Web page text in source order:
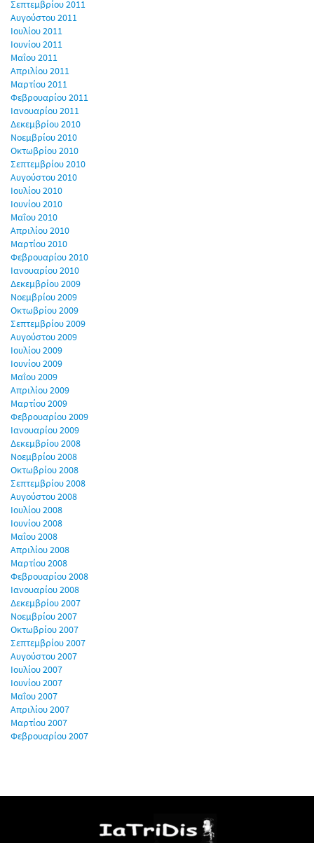
Σεπτεμβρίου 2011
Αυγούστου 2011
Ιουλίου 2011
Ιουνίου 2011
Μαΐου 2011
Απριλίου 2011
Μαρτίου 2011
Φεβρουαρίου 2011
Ιανουαρίου 2011
Δεκεμβρίου 2010
Νοεμβρίου 2010
Οκτωβρίου 2010
Σεπτεμβρίου 2010
Αυγούστου 2010
Ιουλίου 2010
Ιουνίου 2010
Μαΐου 2010
Απριλίου 2010
Μαρτίου 2010
Φεβρουαρίου 2010
Ιανουαρίου 2010
Δεκεμβρίου 2009
Νοεμβρίου 2009
Οκτωβρίου 2009
Σεπτεμβρίου 2009
Αυγούστου 2009
Ιουλίου 2009
Ιουνίου 2009
Μαΐου 2009
Απριλίου 2009
Μαρτίου 2009
Φεβρουαρίου 2009
Ιανουαρίου 2009
Δεκεμβρίου 2008
Νοεμβρίου 2008
Οκτωβρίου 2008
Σεπτεμβρίου 2008
Αυγούστου 2008
Ιουλίου 2008
Ιουνίου 2008
Μαΐου 2008
Απριλίου 2008
Μαρτίου 2008
Φεβρουαρίου 2008
Ιανουαρίου 2008
Δεκεμβρίου 2007
Νοεμβρίου 2007
Οκτωβρίου 2007
Σεπτεμβρίου 2007
Αυγούστου 2007
Ιουλίου 2007
Ιουνίου 2007
Μαΐου 2007
Απριλίου 2007
Μαρτίου 2007
Φεβρουαρίου 2007